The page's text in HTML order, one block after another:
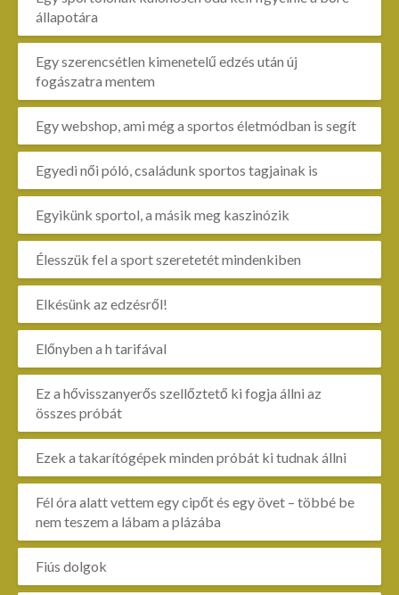
állapotára
Egy szerencsétlen kimenetelű edzés után új
fogászatra mentem
Egy webshop, ami még a sportos életmódban is segít
Egyedi női póló, családunk sportos tagjainak is
Egyikünk sportol, a másik meg kaszinózik
Élesszük fel a sport szeretetét mindenkiben
Elkésünk az edzésről!
Előnyben a h tarifával
Ez a hővisszanyerős szellőztető ki fogja állni az
összes próbát
Ezek a takarítógépek minden próbát ki tudnak állni
Fél óra alatt vettem egy cipőt és egy övet – többé be
nem teszem a lábam a plázába
Fiús dolgok